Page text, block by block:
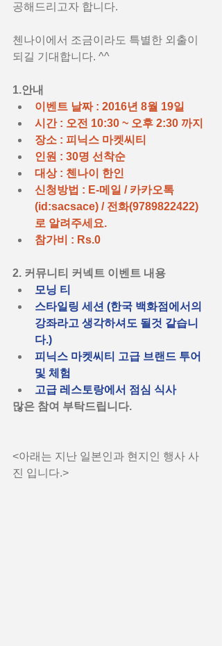
공해드리고자 합니다.
첸나이에서 조금이라도 특별한 외출이
되길 기대합니다. ^^
1.안내
이벤트 날짜 : 2016년 8월 19일
시간 : 오전 10:30 ~ 오후 2:30 까지
장소 : 피닉스 마켓씨티
인원 : 30명 선착순
대상 : 첸나이 한인
신청방법 : E-메일 / 카카오톡
(id:sacsace) / 전화(9789822422)
로 알려주세요.
참가비 : Rs.0
2. 커뮤니티 커넥트 이벤트 내용
모닝 티
스타일링 세션 (한국 백화점에서의
강좌라고 생각하셔도 될것 같습니
다.)
피닉스 마켓씨티 고급 브랜드 투어
및 체험
고급 레스토랑에서 점심 식사
많은 참여 부탁드립니다.
<아래는 지난 일본인과 현지인 행사 사
진 입니다.>